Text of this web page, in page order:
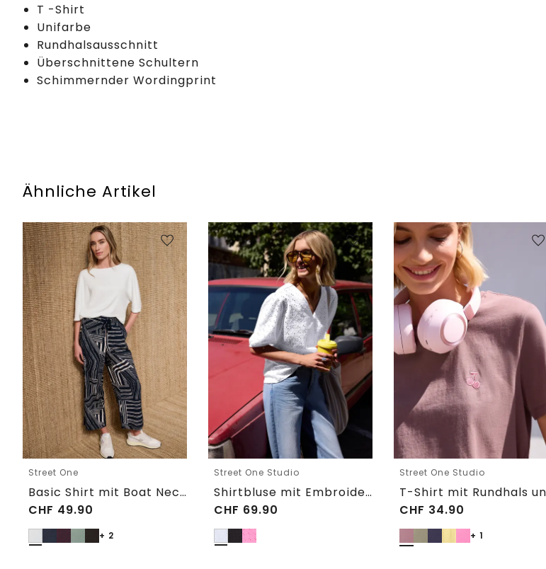
T -Shirt
Unifarbe
Rundhalsausschnitt
Überschnittene Schultern
Schimmernder Wordingprint
Ähnliche Artikel
Street One
Basic Shirt mit Boat Neck und Elastikbund
CHF 49.90
+ 2
Street One Studio
Shirtbluse mit Embroidery-Front
CHF 69.90
Street One Studio
CHF 34.90
+ 1